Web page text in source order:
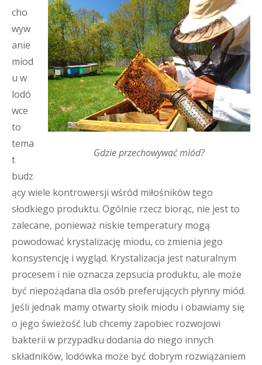
Gdzie przechowywać miód?
cho
wyw
anie
miod
u w
lodó
wce
to
tema
t
budz
ący wiele kontrowersji wśród miłośników tego
słodkiego produktu. Ogólnie rzecz biorąc, nie jest to
zalecane, ponieważ niskie temperatury mogą
powodować krystalizację miodu, co zmienia jego
konsystencję i wygląd. Krystalizacja jest naturalnym
procesem i nie oznacza zepsucia produktu, ale może
być niepożądana dla osób preferujących płynny miód.
Jeśli jednak mamy otwarty słoik miodu i obawiamy się
o jego świeżość lub chcemy zapobiec rozwojowi
bakterii w przypadku dodania do niego innych
składników, lodówka może być dobrym rozwiązaniem